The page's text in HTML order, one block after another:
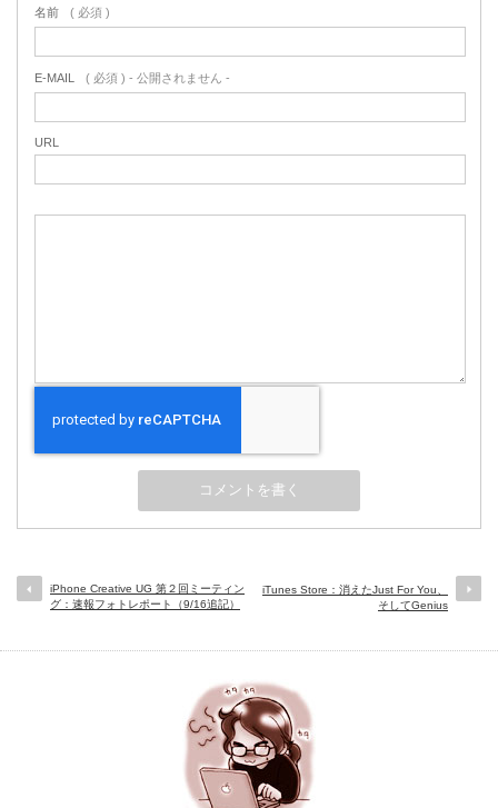
名前 ( 必須 )
E-MAIL ( 必須 ) - 公開されません -
URL
iPhone Creative UG 第２回ミーティン
グ：速報フォトレポート（9/16追記）
iTunes Store：消えたJust For You、
そしてGenius